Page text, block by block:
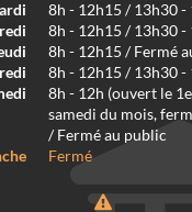
8h - 12h15 / 13h30 -
8h - 12h15 / 13h30 -
8h - 12h15 / Fermé
8h - 12h15 / 13h30 -
8h - 12h (ouvert le
samedi du mois,
/ Fermé au public
Fermé